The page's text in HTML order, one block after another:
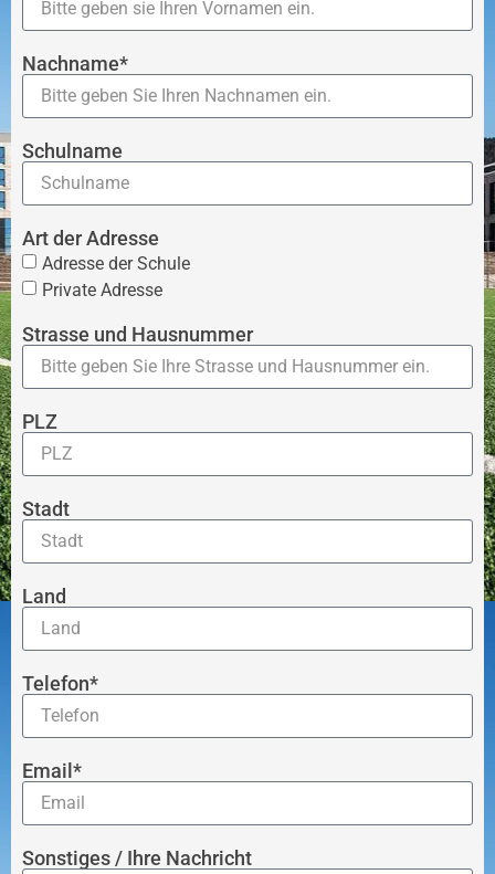
Nachname*
Schulname
Art der Adresse
Adresse der Schule
Private Adresse
Strasse und Hausnummer
PLZ
Stadt
Land
Telefon*
Email*
Sonstiges / Ihre Nachricht